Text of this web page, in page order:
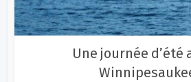
Une journée d’été